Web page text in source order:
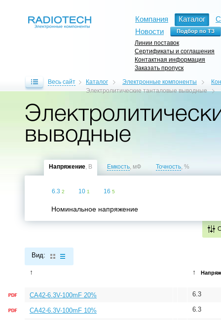
Компания Каталог
Новости
Линии поставок
Сертификаты и соглашения
Контактная информация
Заказать пропуск
Весь сайт Каталог Электронные компоненты
Электролитические танталовые выводные
выводные
Напряжение, В Емкость, мФ Точность, %
6.3 2 10 1 16 5
Номинальное напряжение
Вид:
↑ ↑
CA42-6.3V-100mF 20% 6.3
CA42-6.3V-100mF 10% 6.3